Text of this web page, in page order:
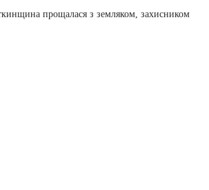
прощалася з земляком, захисником